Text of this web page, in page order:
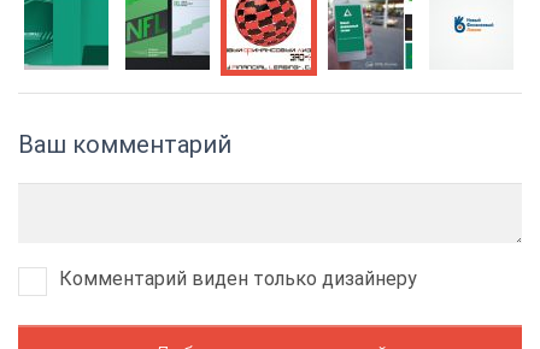
Ваш комментарий
Комментарий виден только дизайнеру